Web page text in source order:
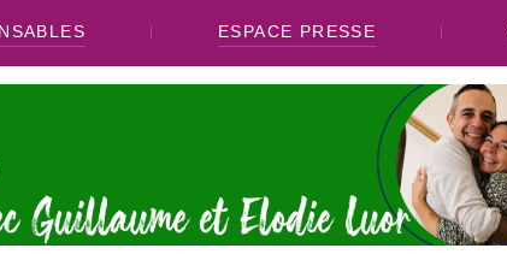
ESPACE PRESSE